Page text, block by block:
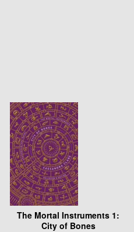
The Mortal Instruments 1:
City of Bones